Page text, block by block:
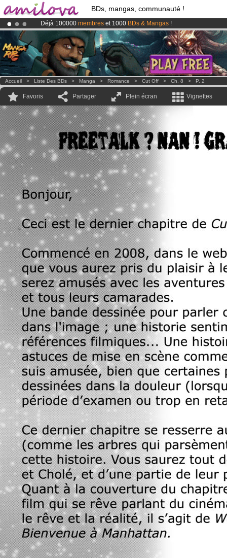
BDs, mangas, communauté !
Déjà 100000 membres et 1000 BDs & Mangas !
Abonnement premium: à partir de3.95 eurospar mois !Clique ici
LeKickstarter Amilova est désormais lancé
Accueil > Liste Des BDs > Manga > Romance > Cut Off > Ch. 8 > P. 2
Favoris Partager Plein écran Vignettes